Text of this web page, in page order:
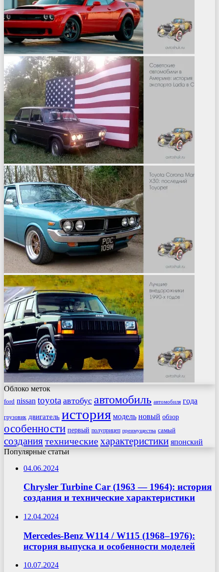
Облоко меток
ford nissan toyota автобус автомобиль автомобиля года
грузовик двигатель история модель новый обзор
особенности первый полуприцеп преимущества самый
созданиятехническиехарактеристики японский
Популярные статьи
04.06.2024
Chrysler Turbine Car (1963 — 1964): история
создания и технические характеристики
12.04.2024
Mercedes-Benz W114 / W115 (1968–1976):
история выпуска и особенности моделей
10.07.2024